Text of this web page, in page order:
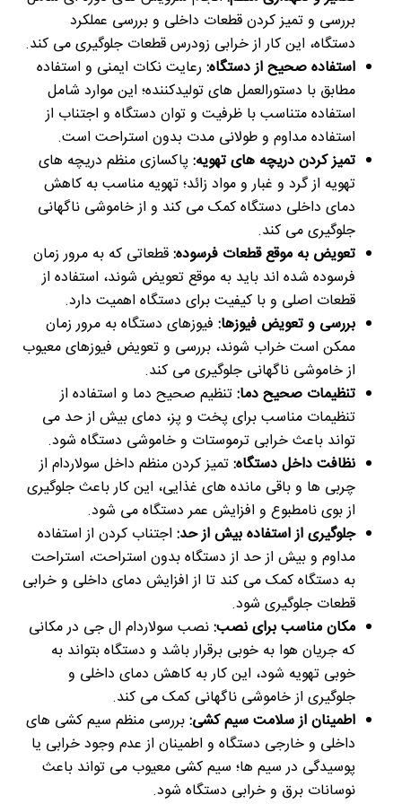
بررسی و تمیز کردن قطعات داخلی و بررسی عملکرد
دستگاه، این کار از خرابی زودرس قطعات جلوگیری می کند.
استفاده صحیح از دستگاه: رعایت نکات ایمنی و استفاده
مطابق با دستورالعمل های تولیدکننده؛ این موارد شامل
استفاده متناسب با ظرفیت و توان دستگاه و اجتناب از
استفاده مداوم و طولانی مدت بدون استراحت است.
تمیز کردن دریچه های تهویه:پاکسازی منظم دریچه های
تهویه از گرد و غبار و مواد زائد؛ تهویه مناسب به کاهش
دمای داخلی دستگاه کمک می کند و از خاموشی ناگهانی
جلوگیری می کند.
تعویض به موقع قطعات فرسوده:قطعاتی که به مرور زمان
فرسوده شده اند باید به موقع تعویض شوند، استفاده از
قطعات اصلی و با کیفیت برای دستگاه اهمیت دارد.
بررسی و تعویض فیوزها: فیوزهای دستگاه به مرور زمان
ممکن است خراب شوند، بررسی و تعویض فیوزهای معیوب
از خاموشی ناگهانی جلوگیری می کند.
تنظیمات صحیح دما:تنظیم صحیح دما و استفاده از
تنظیمات مناسب برای پخت و پز، دمای بیش از حد می
تواند باعث خرابی ترموستات و خاموشی دستگاه شود.
نظافت داخل دستگاه:تمیز کردن منظم داخل سولاردام از
چربی ها و باقی مانده های غذایی، این کار باعث جلوگیری
از بوی نامطبوع و افزایش عمر دستگاه می شود.
جلوگیری از استفاده بیش از حد: اجتناب کردن از استفاده
مداوم و بیش از حد از دستگاه بدون استراحت، استراحت
به دستگاه کمک می کند تا از افزایش دمای داخلی و خرابی
قطعات جلوگیری شود.
مکان مناسب برای نصب:نصب سولاردام ال جی در مکانی
که جریان هوا به خوبی برقرار باشد و دستگاه بتواند به
خوبی تهویه شود، این کار به کاهش دمای داخلی و
جلوگیری از خاموشی ناگهانی کمک می کند.
اطمینان از سلامت سیم کشی:بررسی منظم سیم کشی های
داخلی و خارجی دستگاه و اطمینان از عدم وجود خرابی یا
پوسیدگی در سیم ها؛ سیم کشی معیوب می تواند باعث
نوسانات برق و خرابی دستگاه شود.